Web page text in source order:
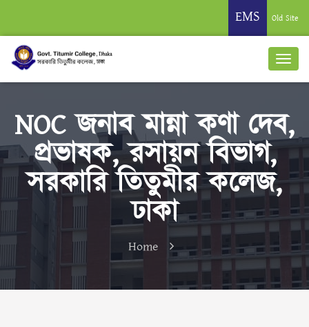
EMS Old Site
NOC জনাব মান্না কণা দেব,
প্রভাষক, রসায়ন বিভাগ,
সরকারি তিতুমীর কলেজ,
ঢাকা
Home